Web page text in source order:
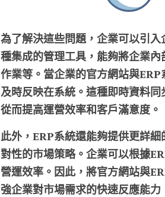
為了解決這些問題，企業可以引
種集成的管理工具，能夠將企業
作業等。當企業的官方網站與
及時反映在系統。這種即時資料
從而提高運營效率和客戶滿意度。
此外，ERP系統還能夠提供更詳
對性的市場策略。企業可以根據
營運效率。因此，將官方網站與
強企業對市場需求的快速反應能